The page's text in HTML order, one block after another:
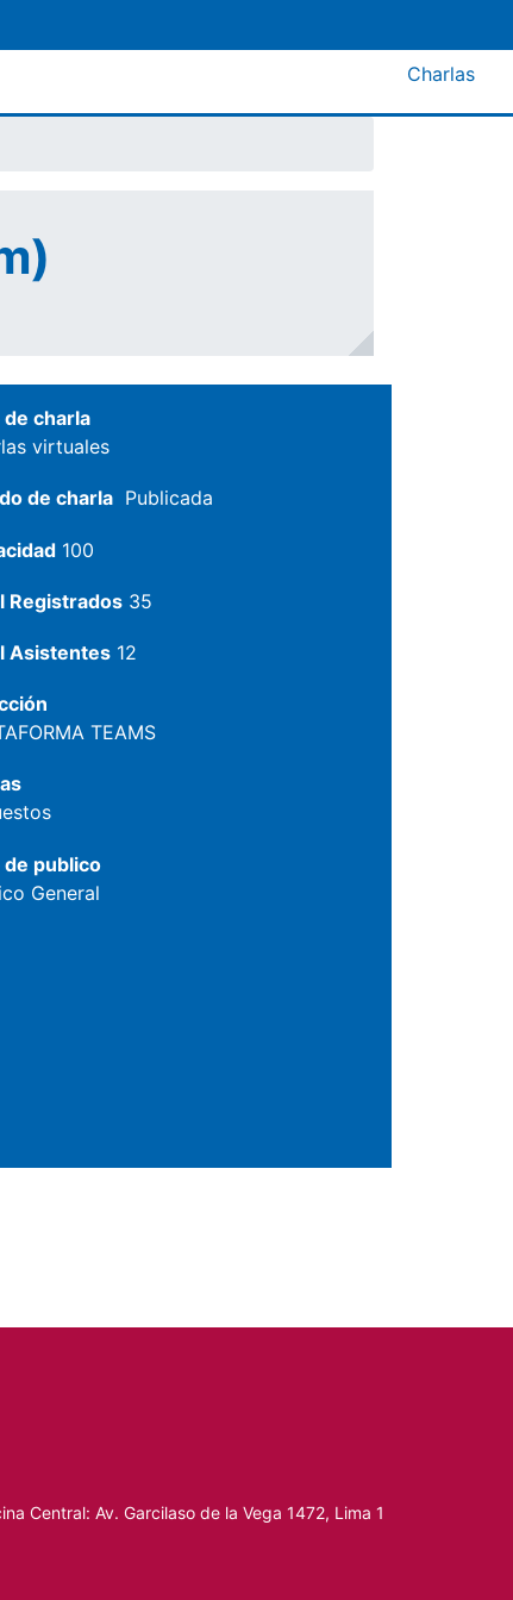
Charlas
charla
virtuales
de charla Publicada
100
Registrados 35
Asistentes 12
TEAMS
de publico
General
Central: Av. Garcilaso de la Vega 1472, Lima 1